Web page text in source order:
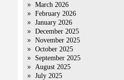
March 2026
February 2026
January 2026
December 2025
November 2025
October 2025
September 2025
August 2025
July 2025